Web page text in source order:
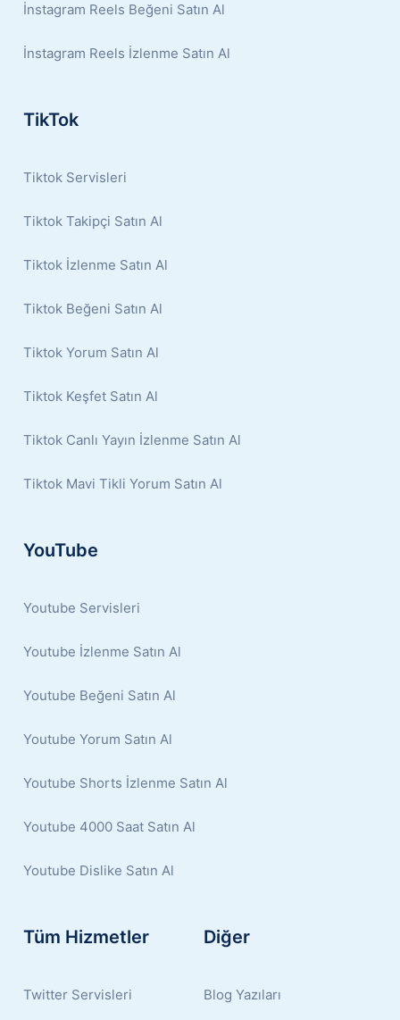
İnstagram Reels Beğeni Satın Al
İnstagram Reels İzlenme Satın Al
TikTok
Tiktok Servisleri
Tiktok Takipçi Satın Al
Tiktok İzlenme Satın Al
Tiktok Beğeni Satın Al
Tiktok Yorum Satın Al
Tiktok Keşfet Satın Al
Tiktok Canlı Yayın İzlenme Satın Al
Tiktok Mavi Tikli Yorum Satın Al
YouTube
Youtube Servisleri
Youtube İzlenme Satın Al
Youtube Beğeni Satın Al
Youtube Yorum Satın Al
Youtube Shorts İzlenme Satın Al
Youtube 4000 Saat Satın Al
Youtube Dislike Satın Al
Tüm Hizmetler
Twitter Servisleri
Diğer
Blog Yazıları